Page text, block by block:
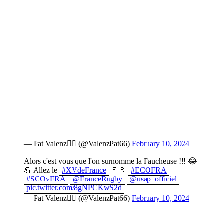
— Pat Valenz🏴‍☠️ (@ValenzPat66) February 10, 2024
Alors c'est vous que l'on surnomme la Faucheuse !!! 😂
💪 Allez le #XVdeFrance 🇫🇷 #ECOFRA
#SCOvFRA
@FranceRugby
@usap_officiel
pic.twitter.com/8gNPCKwS2d
— Pat Valenz🏴‍☠️ (@ValenzPat66) February 10, 2024